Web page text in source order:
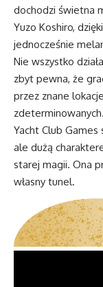
dochodzi świetna
Yuzo Koshiro,
jednocześnie
Nie wszystko
zbyt pewna, że
przez znane
Yacht Club Games
ale dużą
starej magii. Ona
własny tunel.